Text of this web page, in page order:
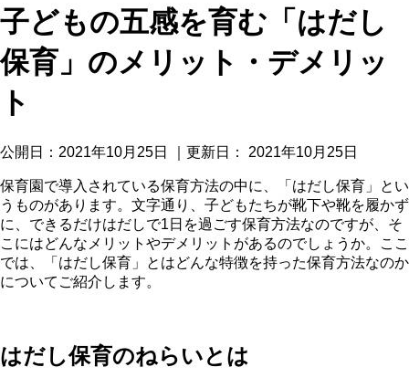
子どもの五感を育む「はだし
保育」のメリット・デメリッ
ト
公開日： 2021年10月25日 ｜更新日： 2021年10月25日
保育園で導入されている保育方法の中に、「はだし保育」とい
うものがあります。文字通り、子どもたちが靴下や靴を履かず
に、できるだけはだしで1日を過ごす保育方法なのですが、そ
こにはどんなメリットやデメリットがあるのでしょうか。ここ
では、「はだし保育」とはどんな特徴を持った保育方法なのか
についてご紹介します。
はだし保育のねらいとは